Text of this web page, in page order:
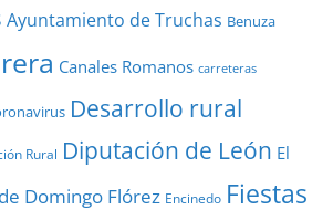
Ayuntamiento de Truchas Benuza
Canales Romanos carreteras
Desarrollo rural
Rural Diputación de León El
Domingo Flórez Encinedo Fiestas